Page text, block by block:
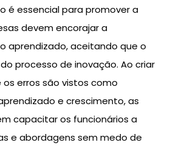
é essencial para promover a
devem encorajar a
aprendizado, aceitando que o
processo de inovação. Ao criar
erros são vistos como
e crescimento, as
capacitar os funcionários a
e abordagens sem medo de